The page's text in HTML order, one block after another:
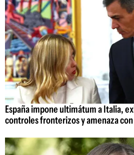
España impone ultimátum a Italia,
controles fronterizos y amenaza